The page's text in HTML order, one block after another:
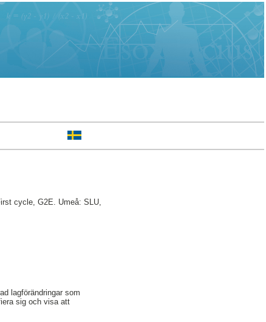
cycle, G2E. Umeå: SLU,
lagförändringar som
sig och visa att